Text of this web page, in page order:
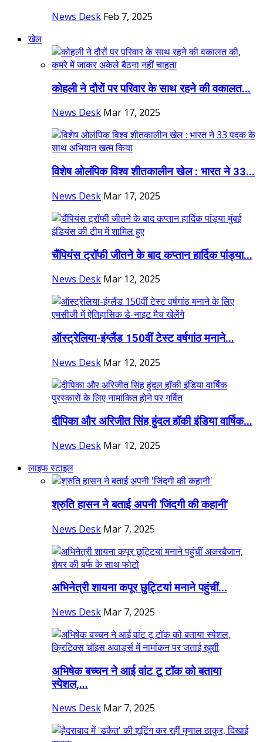
News Desk Feb 7, 2025
खेल
कोहली ने दौरों पर परिवार के साथ रहने की वकालत...
News Desk Mar 17, 2025
विशेष ओलंपिक विश्व शीतकालीन खेल : भारत ने 33...
News Desk Mar 17, 2025
चैंपियंस ट्रॉफी जीतने के बाद कप्तान हार्दिक पांड्या...
News Desk Mar 12, 2025
ऑस्ट्रेलिया-इंग्लैंड 150वीं टेस्ट वर्षगांठ मनाने...
News Desk Mar 12, 2025
दीपिका और अरिजीत सिंह हुंदल हॉकी इंडिया वार्षिक...
News Desk Mar 12, 2025
लाइफ स्टाइल
श्रुति हासन ने बताई अपनी 'जिंदगी की कहानी'
News Desk Mar 7, 2025
अभिनेत्री शायना कपूर छुट्टियां मनाने पहुंचीं...
News Desk Mar 7, 2025
अभिषेक बच्चन ने आई वांट टू टॉक को बताया
स्पेशल,...
News Desk Mar 7, 2025